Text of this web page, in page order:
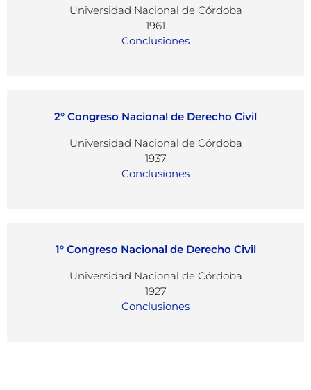
Universidad Nacional de Córdoba
1961
Conclusiones
2° Congreso Nacional de Derecho Civil
Universidad Nacional de Córdoba
1937
Conclusiones
1° Congreso Nacional de Derecho Civil
Universidad Nacional de Córdoba
1927
Conclusiones